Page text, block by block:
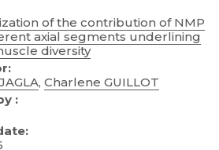
of the contribution of NMP
axial segments underlining
diversity
, Charlene GUILLOT
: